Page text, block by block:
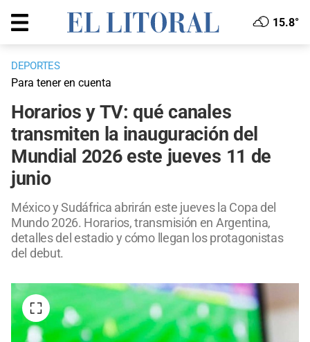
15.8°
DEPORTES
Para tener en cuenta
Horarios y TV: qué canales
transmiten la inauguración del
Mundial 2026 este jueves 11 de
junio
México y Sudáfrica abrirán este jueves la Copa del
Mundo 2026. Horarios, transmisión en Argentina,
detalles del estadio y cómo llegan los protagonistas
del debut.